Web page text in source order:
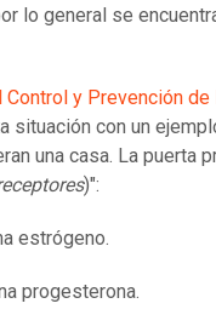
lo general se
Control y Prevención
con un
una casa. La puerta
)":
estrógeno.
progesterona.